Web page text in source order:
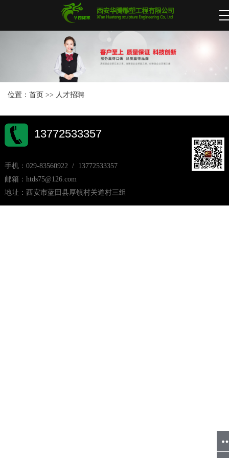
位置： 首页 >> 人才招聘
13772533357
手机：029-83560922 / 13772533357
邮箱：htds75@126.com
地址：西安市蓝田县厚镇村关道村三组